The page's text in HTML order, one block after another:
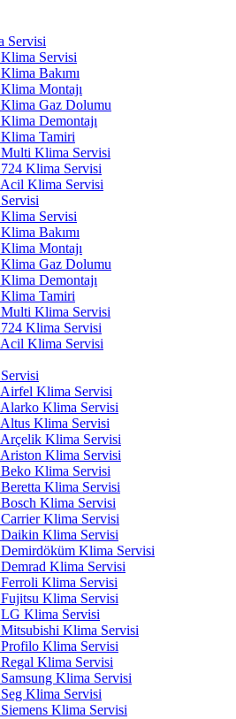
Servisi
Servisi
Bakımı
Montajı
Gaz Dolumu
Demontajı
Tamiri
Klima Servisi
Klima Servisi
Klima Servisi
Servisi
Bakımı
Montajı
Gaz Dolumu
Demontajı
Tamiri
Klima Servisi
Klima Servisi
Klima Servisi
Klima Servisi
Klima Servisi
Klima Servisi
Klima Servisi
Klima Servisi
Klima Servisi
Klima Servisi
Klima Servisi
Klima Servisi
Klima Servisi
Klima Servisi
Klima Servisi
Klima Servisi
Klima Servisi
Klima Servisi
Klima Servisi
Klima Servisi
Klima Servisi
Klima Servisi
Klima Servisi
Klima Servisi